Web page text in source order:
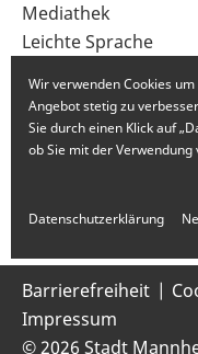
Mediathek
Leichte Sprache
Barrierefreiheit
Impressum
© 2026 Stadt
Wir verwenden Cookies
Angebot stetig zu
Sie durch einen Klick auf
ob Sie mit der
Datenschutzerklärung